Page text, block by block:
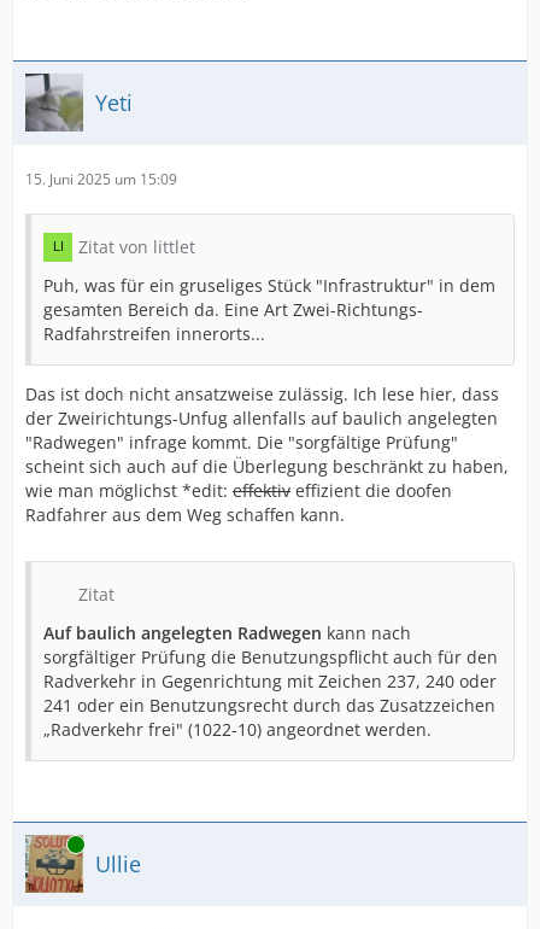
Yeti
15. Juni 2025 um 15:09
Zitat von littlet
Puh, was für ein gruseliges Stück "Infrastruktur" in dem
gesamten Bereich da. Eine Art Zwei-Richtungs-
Radfahrstreifen innerorts...
Das ist doch nicht ansatzweise zulässig. Ich lese hier, dass
der Zweirichtungs-Unfug allenfalls auf baulich angelegten
"Radwegen" infrage kommt. Die "sorgfältige Prüfung"
scheint sich auch auf die Überlegung beschränkt zu haben,
wie man möglichst *edit: effektiv effizient die doofen
Radfahrer aus dem Weg schaffen kann.
Zitat
Auf baulich angelegten Radwegen kann nach
sorgfältiger Prüfung die Benutzungspflicht auch für den
Radverkehr in Gegenrichtung mit Zeichen 237, 240 oder
241 oder ein Benutzungsrecht durch das Zusatzzeichen
„Radverkehr frei" (1022-10) angeordnet werden.
Online
Ullie